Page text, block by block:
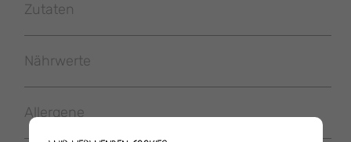
Zutaten
Nährwerte
Allergene